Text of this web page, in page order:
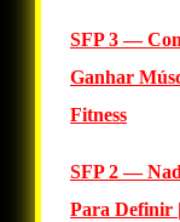
SFP 3 —
Ganhar
Fitness
SFP 2 —
Para Definir